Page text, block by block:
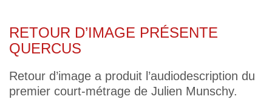
RETOUR D’IMAGE PRÉSENTE
QUERCUS
Retour d’image a produit l’audiodescription du
premier court-métrage de Julien Munschy.